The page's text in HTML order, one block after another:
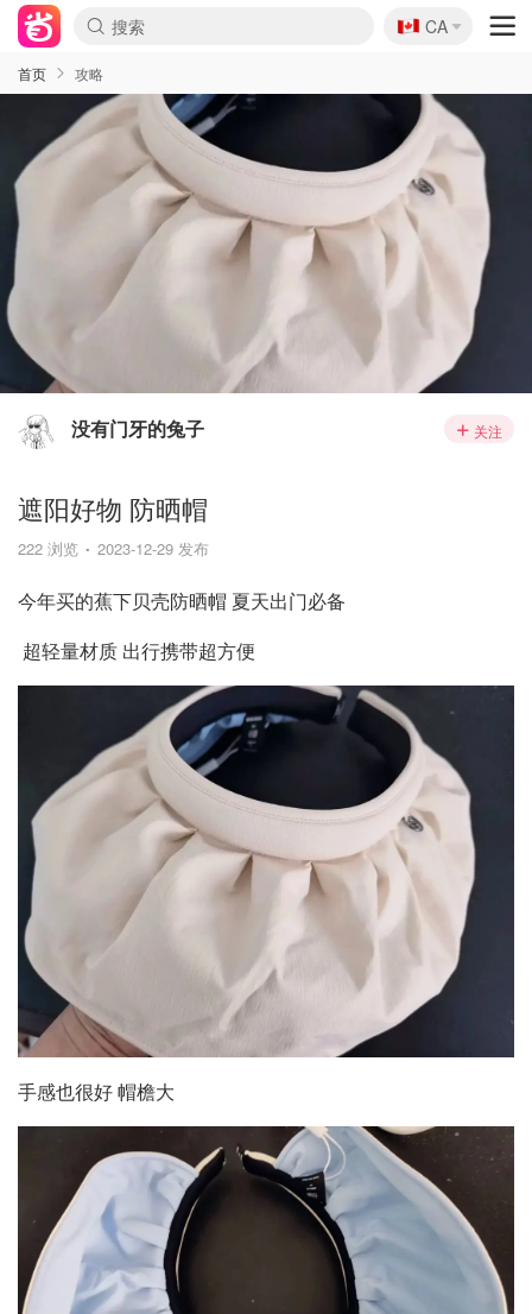
🇨🇦
CA
首页 攻略
没有门牙的兔子 关注
遮阳好物 防晒帽
222 浏览 2023-12-29 发布
今年买的蕉下贝壳防晒帽 夏天出门必备
超轻量材质 出行携带超方便
手感也很好 帽檐大